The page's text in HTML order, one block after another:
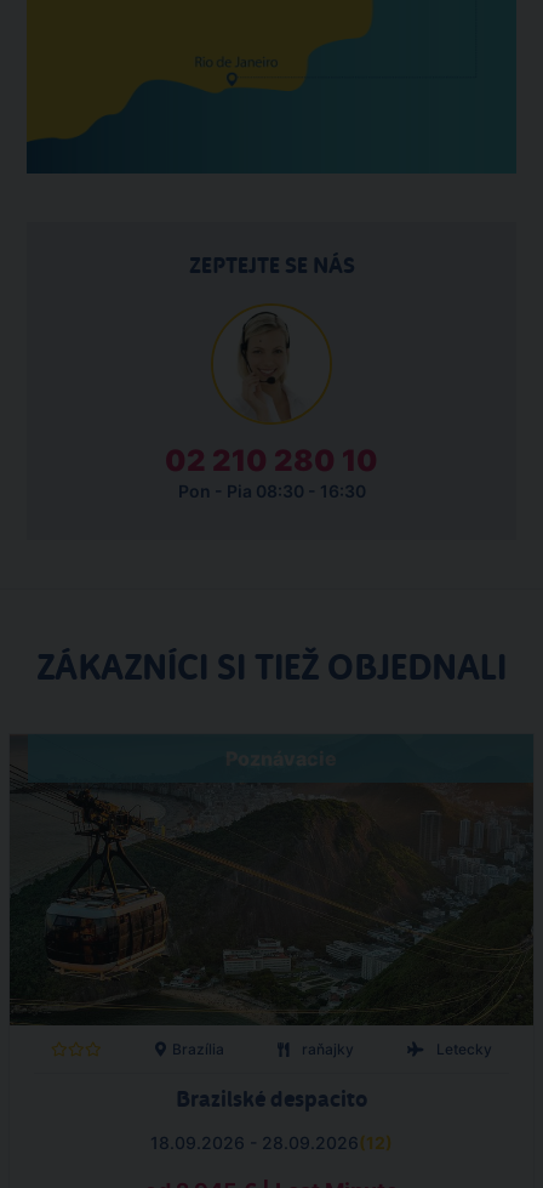
ZEPTEJTE SE NÁS
02 210 280 10
Pon - Pia 08:30 - 16:30
ZÁKAZNÍCI SI TIEŽ OBJEDNALI
Poznávacie
Brazília raňajky Letecky
Brazilské despacito
18.09.2026 - 28.09.2026(12)